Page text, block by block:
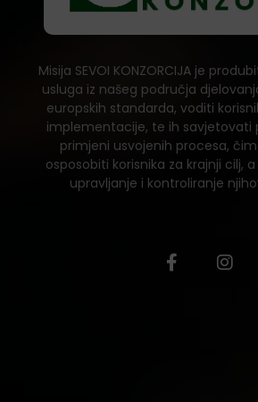
Misija SEVOI KONZORCIJA je
usluga iz našeg područja
europskih standarda, voditi
implementacije, te ih savjetovati
primjeni usvojenih procesa,
osposobiti korisnika za krajnji cilj,
upravljanje i kontroliranje